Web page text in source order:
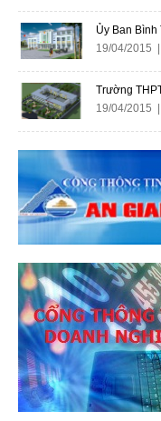
Ủy Ban Bình
19/04/2015
Trường
19/04/2015